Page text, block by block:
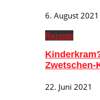
6. August 2021
Rezepte
22. Juni 2021